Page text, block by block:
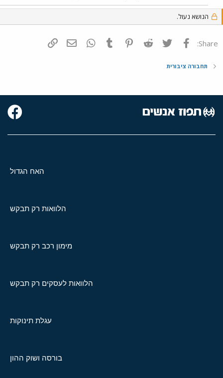
הנושא נעול.
Share: פייסבוק Twitter
Reddit
Pinterest
Tumblr
WhatsAppדואר אלקטרוני
תחבורה ציבורית
האח הגדול
הלוואות רק תבקש
מימון רכב רק תבקש
הלוואות לעסקים רק תבקש
עגלת תינוקות
בורסה ושוק ההון